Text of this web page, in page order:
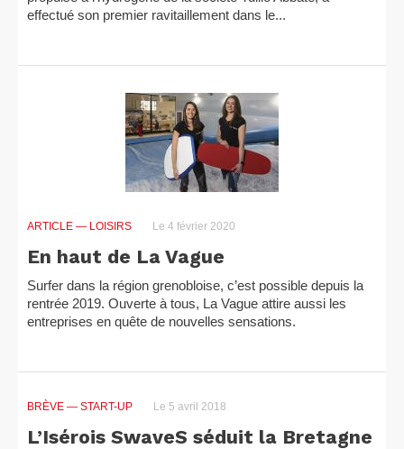
effectué son premier ravitaillement dans le...
ARTICLE — LOISIRS Le 4 février 2020
En haut de La Vague
Surfer dans la région grenobloise, c’est possible depuis la
rentrée 2019. Ouverte à tous, La Vague attire aussi les
entreprises en quête de nouvelles sensations.
BRÈVE — START-UP Le 5 avril 2018
L’Isérois SwaveS séduit la Bretagne